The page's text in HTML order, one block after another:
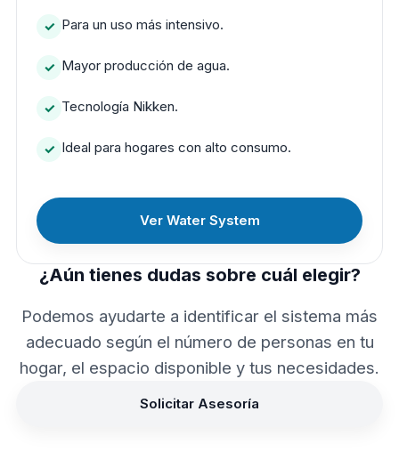
Para un uso más intensivo.
Mayor producción de agua.
Tecnología Nikken.
Ideal para hogares con alto consumo.
Ver Water System
¿Aún tienes dudas sobre cuál elegir?
Podemos ayudarte a identificar el sistema más
adecuado según el número de personas en tu
hogar, el espacio disponible y tus necesidades.
Solicitar Asesoría